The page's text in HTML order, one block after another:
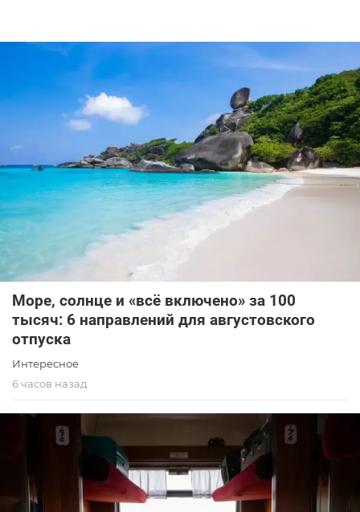
Море, солнце и «всё включено» за 100
тысяч: 6 направлений для августовского
отпуска
Интересное
6 часов назад